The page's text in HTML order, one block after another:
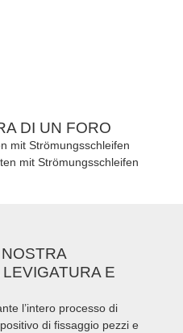
DI UN FORO
E
l’intero processo di
di fissaggio pezzi e